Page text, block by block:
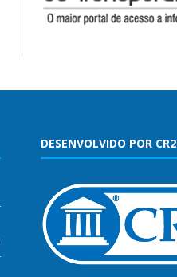
DESENVOLVIDO POR CR2